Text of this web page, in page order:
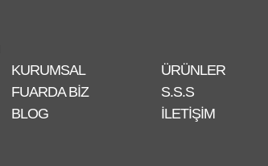
KURUMSAL
ÜRÜNLER
FUARDA BIZ
S.S.S
BLOG
İLETIŞIM